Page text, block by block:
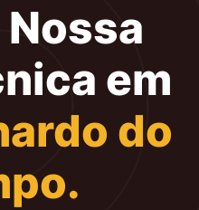
em
do